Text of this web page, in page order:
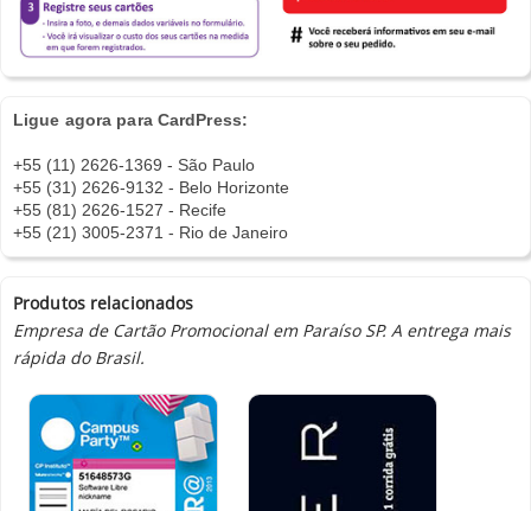
Ligue agora para CardPress:
+55 (11) 2626-1369 - São Paulo
+55 (31) 2626-9132 - Belo Horizonte
+55 (81) 2626-1527 - Recife
+55 (21) 3005-2371 - Rio de Janeiro
Produtos relacionados
Empresa de Cartão Promocional em Paraíso SP. A entrega mais
rápida do Brasil.